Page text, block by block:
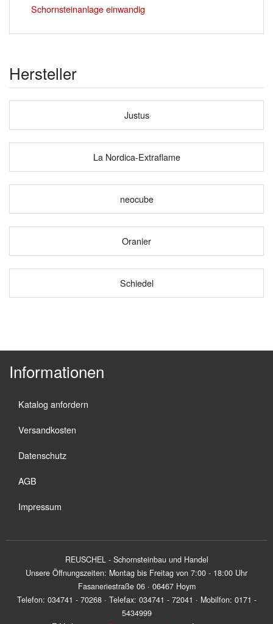
Schornsteinanlage einwandig
Hersteller
Justus
La Nordica-Extraflame
neocube
Oranier
Schiedel
Informationen
Katalog anfordern
Versandkosten
Datenschutz
AGB
Impressum
REUSCHEL - Schornsteinbau und Handel
Unsere Öffnungszeiten: Montag bis Freitag von 7:00 - 18:00 Uhr
Fasaneriestraße 06 · 06467 Hoym
Telefon: 034741 - 70268 · Telefax: 034741 - 72041 · Mobilfon: 0171 -
5434999